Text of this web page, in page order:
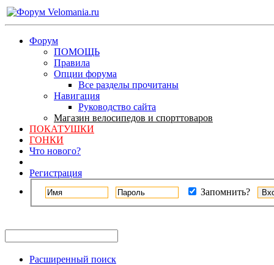
Форум
ПОМОЩЬ
Правила
Опции форума
Все разделы прочитаны
Навигация
Руководство сайта
Магазин велосипедов и спорттоваров
ПОКАТУШКИ
ГОНКИ
Что нового?
Регистрация
Запомнить?
Расширенный поиск